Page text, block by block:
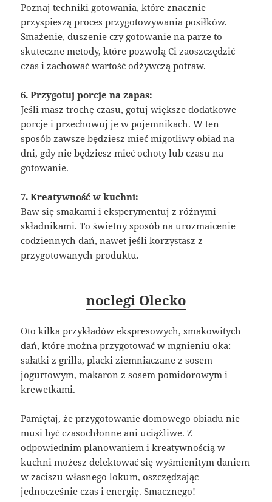
Poznaj techniki gotowania, które znacznie
przyspieszą proces przygotowywania posiłków.
Smażenie, duszenie czy gotowanie na parze to
skuteczne metody, które pozwolą Ci zaoszczędzić
czas i zachować wartość odżywczą potraw.
6. Przygotuj porcje na zapas:
Jeśli masz trochę czasu, gotuj większe dodatkowe
porcje i przechowuj je w pojemnikach. W ten
sposób zawsze będziesz mieć migotliwy obiad na
dni, gdy nie będziesz mieć ochoty lub czasu na
gotowanie.
7. Kreatywność w kuchni:
Baw się smakami i eksperymentuj z różnymi
składnikami. To świetny sposób na urozmaicenie
codziennych dań, nawet jeśli korzystasz z
przygotowanych produktu.
noclegi Olecko
Oto kilka przykładów ekspresowych, smakowitych
dań, które można przygotować w mgnieniu oka:
sałatki z grilla, placki ziemniaczane z sosem
jogurtowym, makaron z sosem pomidorowym i
krewetkami.
Pamiętaj, że przygotowanie domowego obiadu nie
musi być czasochłonne ani uciążliwe. Z
odpowiednim planowaniem i kreatywnością w
kuchni możesz delektować się wyśmienitym daniem
w zaciszu własnego lokum, oszczędzając
jednocześnie czas i energię. Smacznego!